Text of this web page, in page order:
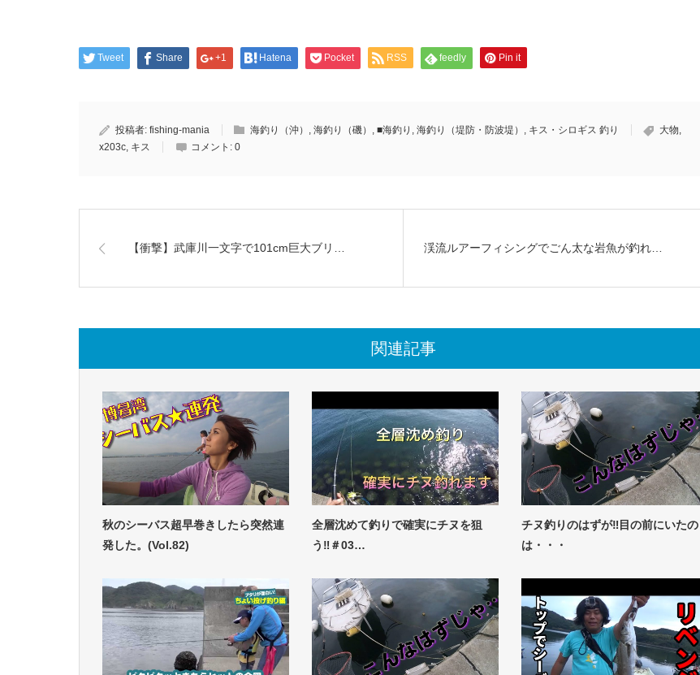
Tweet Share +1 Hatena Pocket RSS feedly Pin it
投稿者: fishing-mania 海釣り（沖） 海釣り（磯） ■海釣り 海釣り（堤防・防波堤） キス・シロギス 釣り 大物
x203c キス コメント: 0
【衝撃】武庫川一文字で101cm巨大ブリ… 渓流ルアーフィシングでごん太な岩魚が釣れ…
関連記事
秋のシーバス超早巻きしたら突然連
発した。(Vol.82)
全層沈めて釣りで確実にチヌを狙
う‼️＃03…
チヌ釣りのはずが‼目の前にいたの
は・・・